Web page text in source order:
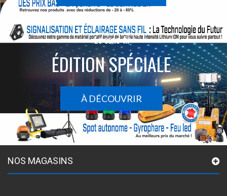
Le sans-fil
ÉDITION SPÉCIALE
À DÉCOUVRIR
NOS MAGASINS